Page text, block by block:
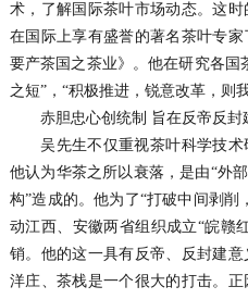
术，了解国际茶叶市场动态。这时
在国际上享有盛誉的著名茶叶专
要产茶国之茶业》。他在研究各国
之短”，“积极推进，锐意改革，则
赤胆忠心创统制 旨在反帝反封
吴先生不仅重视茶叶科学技术
他认为华茶之所以衰落，是由“外
构”造成的。他为了“打破中间剥削
动江西、安徽两省组织成立“皖赣
销。他的这一具有反帝、反封建
洋庄、茶栈是一个很大的打击。